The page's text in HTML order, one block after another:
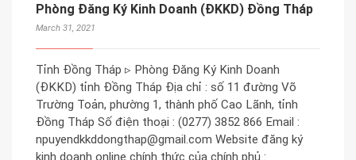
Phòng Đăng Ký Kinh Doanh (ĐKKD) Đồng Tháp
March 31, 2021
Tỉnh Đồng Tháp ▹ Phòng Đăng Ký Kinh Doanh
(ĐKKD) tỉnh Đồng Tháp Địa chỉ : số 11 đường Võ
Trường Toản, phường 1, thành phố Cao Lãnh, tỉnh
Đồng Tháp Số điện thoại : (0277) 3852 866 Email :
npuyendkkddongthap@gmail.com Website đăng ký
kinh doanh online chính thức của chính phủ :